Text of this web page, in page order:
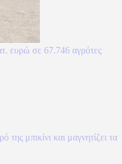
ευρώ σε 67.746 αγρότες
μπικίνι και μαγνητίζει τα